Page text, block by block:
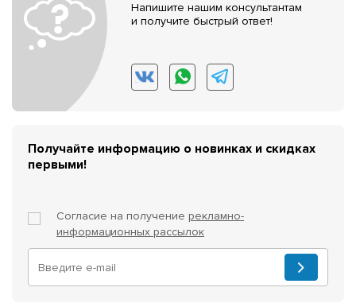
Напишите нашим консультантам
и получите быстрый ответ!
Получайте информацию о новинках и скидках
первыми!
Согласие на получение рекламно-
информационных рассылок